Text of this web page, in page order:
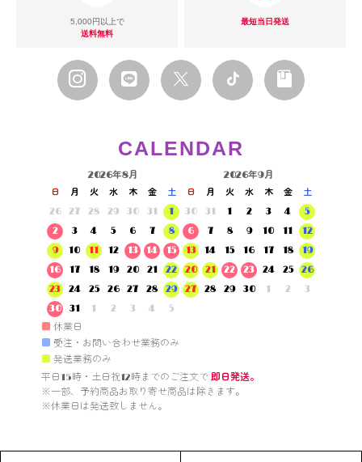
5,000円以上で
送料無料
最短当日発送
CALENDAR
2026年8月
日 月 火 水 木 金
土
26
27 28 29 30 31
1
2
3 4 5 6 7
8
9
10 11 12 13 14
15
16
17 18 19 20 21
22
23
24 25 26 27 28
29
30
31 1 2 3 4 5
2026年9月
日 月 火 水 木 金
土
30
31 1 2 3 4
5
6
7 8 9 10 11
12
13
14 15 16 17 18
19
20
21 22 23 24 25
26
27
28 29 30 1 2 3
■ 休業日
■ 受注・お問い合わせ業務のみ
■ 発送業務のみ
平日15時・土日祝12時までのご注文で 即日発送。
※一部、予約商品お取り寄せ商品は除きます。
※休業日は発送致しません。